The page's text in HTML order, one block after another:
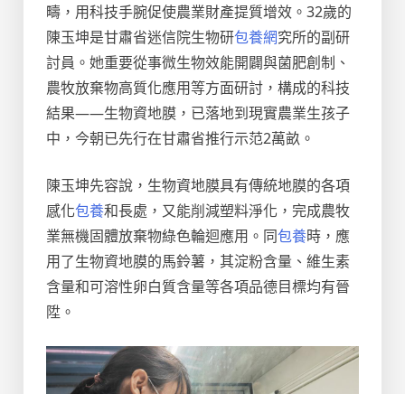
疇，用科技手腕促使農業財產提質增效。32歲的
陳玉坤是甘肅省迷信院生物研包養網究所的副研
討員。她重要從事微生物效能開闢與菌肥創制、
農牧放棄物高質化應用等方面研討，構成的科技
結果——生物資地膜，已落地到現實農業生孩子
中，今朝已先行在甘肅省推行示范2萬畝。
陳玉坤先容說，生物資地膜具有傳統地膜的各項
感化包養和長處，又能削減塑料淨化，完成農牧
業無機固體放棄物綠色輪迴應用。同包養時，應
用了生物資地膜的馬鈴薯，其淀粉含量、維生素
含量和可溶性卵白質含量等各項品德目標均有晉
陞。